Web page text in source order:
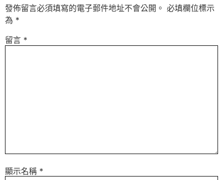
發佈留言必須填寫的電子郵件地址不會公開。 必填欄位標示
為 *
留言 *
顯示名稱 *